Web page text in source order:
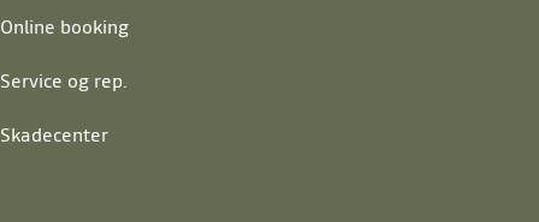
Online booking
Service og rep.
Skadecenter